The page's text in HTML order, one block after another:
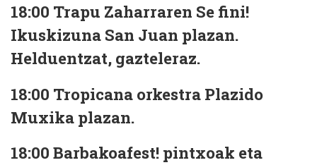
18:00 Trapu Zaharraren Se fini!
Ikuskizuna San Juan plazan.
Helduentzat, gazteleraz.
18:00 Tropicana orkestra Plazido
Muxika plazan.
18:00 Barbakoafest! pintxoak eta